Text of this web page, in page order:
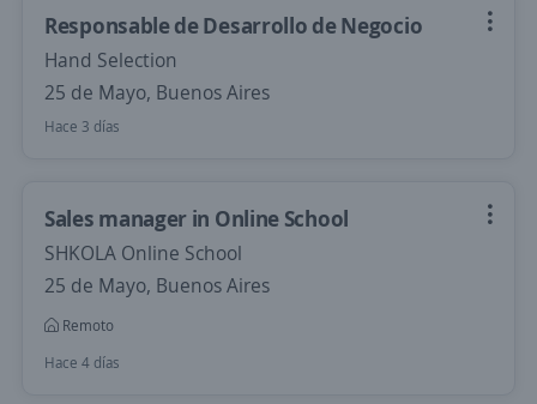
Responsable de Desarrollo de Negocio
Hand Selection
25 de Mayo, Buenos Aires
Hace 3 días
Sales manager in Online School
SHKOLA Online School
25 de Mayo, Buenos Aires
Remoto
Hace 4 días